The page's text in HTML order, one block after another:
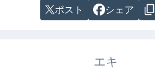
ポスト シェア
エキ